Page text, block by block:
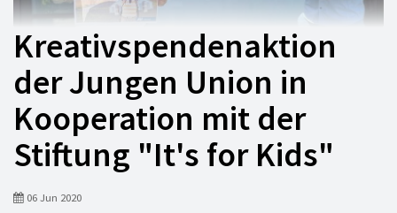
Kreativspendenaktion
der Jungen Union in
Kooperation mit der
Stiftung "It's for Kids"
06 Jun 2020